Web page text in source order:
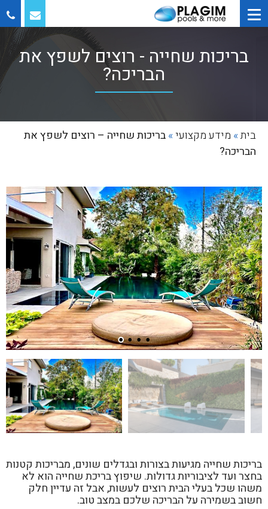
בריכות שחייה - רוצים לשפץ את
הבריכה?
בית» מידע מקצועי»בריכות שחייה – רוצים לשפץ את
הבריכה?
בריכות שחייה מגיעות בצורות ובגדלים שונים, מבריכות קטנות
בחצר ועד לציבוריות גדולות. שיפוץ בריכת שחייה הוא לא
משהו שכל בעלי הבית רוצים לעשות, אבל זה עדיין חלק
חשוב בשמירה על הבריכה שלכם במצב טוב.